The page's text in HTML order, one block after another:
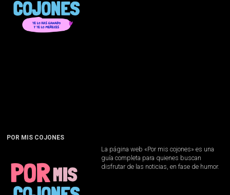
POR MIS COJONES
La página web «Por mis cojones» es una
guía completa para quienes buscan
disfrutar de las noticias, en fase de humor.